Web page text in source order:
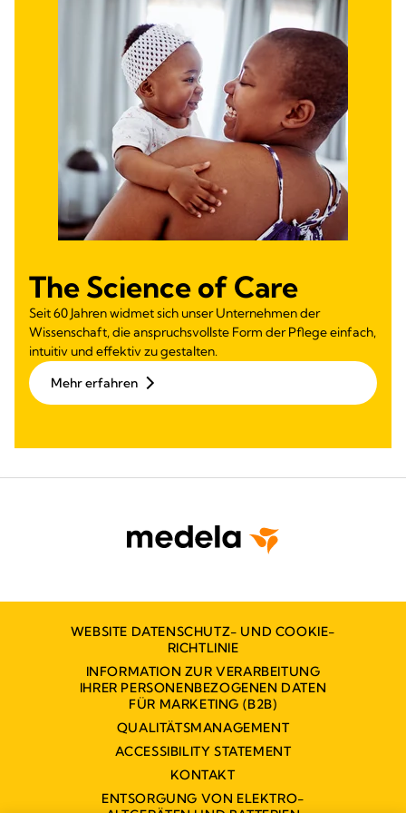
The Science of Care
Seit 60 Jahren widmet sich unser Unternehmen der
Wissenschaft, die anspruchsvollste Form der Pflege einfach,
intuitiv und effektiv zu gestalten.
Mehr erfahren
WEBSITE DATENSCHUTZ- UND COOKIE-
RICHTLINIE
INFORMATION ZUR VERARBEITUNG
IHRER PERSONENBEZOGENEN DATEN
FÜR MARKETING (B2B)
QUALITÄTSMANAGEMENT
ACCESSIBILITY STATEMENT
KONTAKT
ENTSORGUNG VON ELEKTRO-